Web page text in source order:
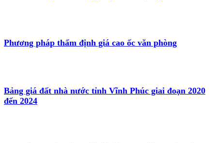
Phương pháp thẩm định giá cao ốc văn phòng
Bảng giá đất nhà nước tỉnh Vĩnh Phúc giai đoạn 2020
đến 2024